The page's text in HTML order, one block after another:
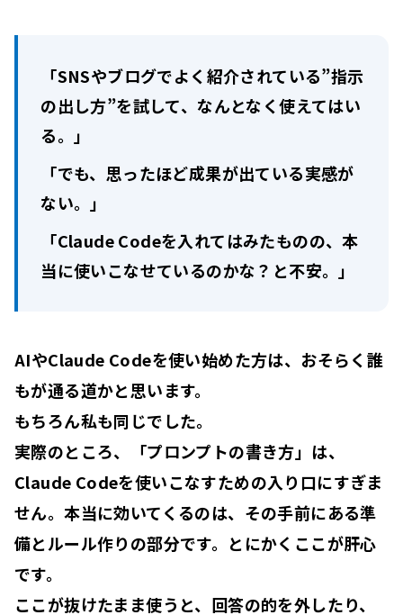
「SNSやブログでよく紹介されている”指示
の出し方”を試して、なんとなく使えてはい
る。」
「でも、思ったほど成果が出ている実感が
ない。」
「Claude Codeを入れてはみたものの、本
当に使いこなせているのかな？と不安。」
AIやClaude Codeを使い始めた方は、おそらく誰
もが通る道かと思います。
もちろん私も同じでした。
実際のところ、「プロンプトの書き方」は、
Claude Codeを使いこなすための入り口にすぎま
せん。本当に効いてくるのは、その手前にある準
備とルール作りの部分です。とにかくここが肝心
です。
ここが抜けたまま使うと、回答の的を外したり、